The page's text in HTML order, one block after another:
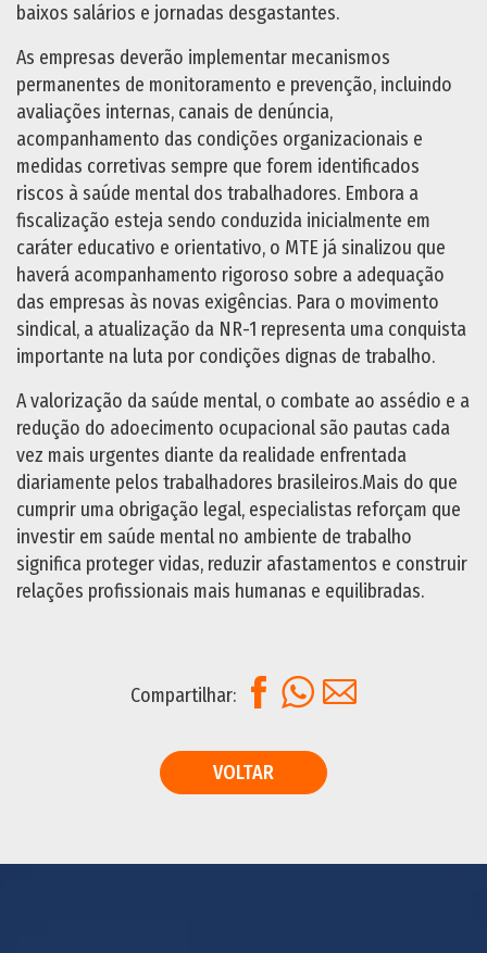
baixos salários e jornadas desgastantes.
As empresas deverão implementar mecanismos
permanentes de monitoramento e prevenção, incluindo
avaliações internas, canais de denúncia,
acompanhamento das condições organizacionais e
medidas corretivas sempre que forem identificados
riscos à saúde mental dos trabalhadores. Embora a
fiscalização esteja sendo conduzida inicialmente em
caráter educativo e orientativo, o MTE já sinalizou que
haverá acompanhamento rigoroso sobre a adequação
das empresas às novas exigências. Para o movimento
sindical, a atualização da NR-1 representa uma conquista
importante na luta por condições dignas de trabalho.
A valorização da saúde mental, o combate ao assédio e a
redução do adoecimento ocupacional são pautas cada
vez mais urgentes diante da realidade enfrentada
diariamente pelos trabalhadores brasileiros.Mais do que
cumprir uma obrigação legal, especialistas reforçam que
investir em saúde mental no ambiente de trabalho
significa proteger vidas, reduzir afastamentos e construir
relações profissionais mais humanas e equilibradas.
Compartilhar: FacebookWhatsApp
E-mail
VOLTAR